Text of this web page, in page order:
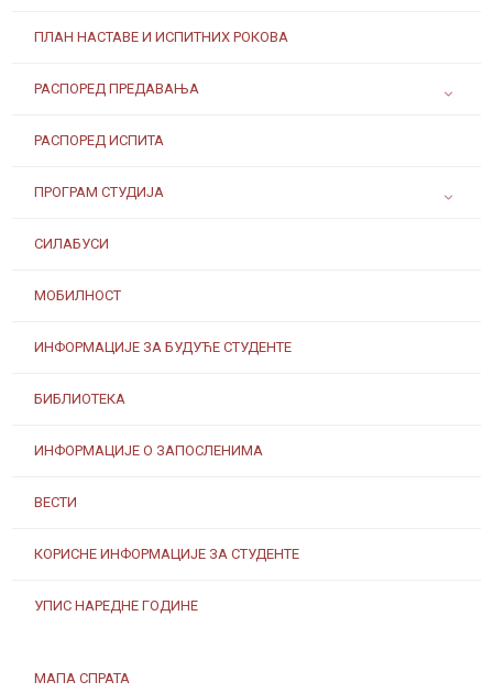
ПЛАН НАСТАВЕ И ИСПИТНИХ РОКОВА
РАСПОРЕД ПРЕДАВАЊА
РАСПОРЕД ИСПИТА
ПРОГРАМ СТУДИЈА
СИЛАБУСИ
МОБИЛНОСТ
ИНФОРМАЦИЈЕ ЗА БУДУЋЕ СТУДЕНТЕ
БИБЛИОТЕКА
ИНФОРМАЦИЈЕ О ЗАПОСЛЕНИМА
ВЕСТИ
КОРИСНЕ ИНФОРМАЦИЈЕ ЗА СТУДЕНТЕ
УПИС НАРЕДНЕ ГОДИНЕ
МАПА СПРАТА